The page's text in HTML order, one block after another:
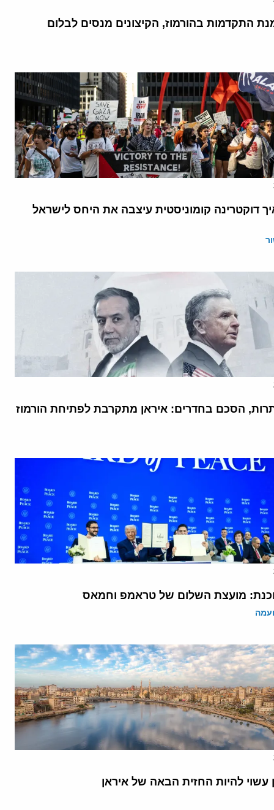
התקדמות בהורמוז, הקיצונים מנסים לבלום
דוקטרינה קומוניסטית עיצבה את היחס לישראל
הסכם בחדרים: איראן מתקרבת לפתיחת הורמוז
מועצת השלום של טראמפ וחמאס
עשוי להיות החזית הבאה של איראן